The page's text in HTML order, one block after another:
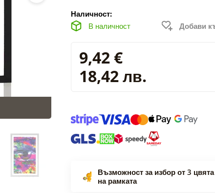
Наличност:
В наличност
Добави
9,42 €
18,42 лв.
Възможност за избор от 3 цвята
на рамката